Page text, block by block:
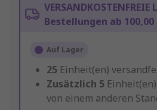
Bestellungen ab 100,00
Auf Lager
25 Einheit(en)
Zusätzlich 5
von einem anderen